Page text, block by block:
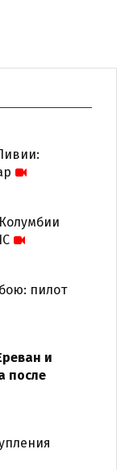
пилот
и
после